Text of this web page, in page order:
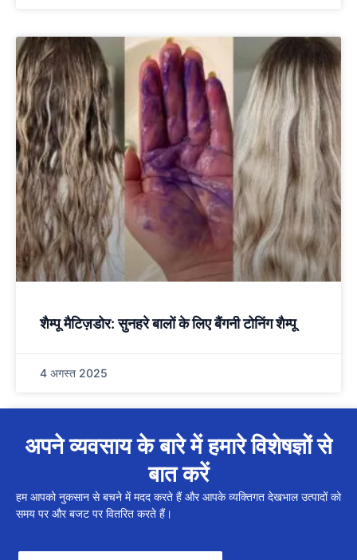
शैम्पू मैटिज़डोर: सुनहरे बालों के लिए बैंगनी टोनिंग शैम्पू
4 अगस्त 2025
अपने व्यवसाय के बारे में हमारे विशेषज्ञों से
बात करें
हम आपको नुकसान से बचने में मदद करते हैं और आपके व्यक्तिगत देखभाल उत्पादों को
समय पर और बजट पर वितरित करते हैं।